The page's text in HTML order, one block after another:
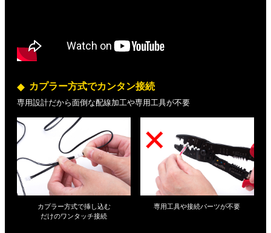
カプラー方式でカンタン接続
専用設計だから面倒な配線加工や専用工具が不要
カプラー方式で挿し込む
だけのワンタッチ接続
専用工具や接続パーツが不要